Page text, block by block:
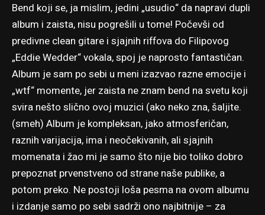
Bend koji se, ja mislim, jedini „usudio“ da napravi dupli
album i zaista, nisu pogrešili u tome! Počevši od
predivne clean gitare i sjajnih riffova do Filipovog
„Eddie Wedder“ vokala, spoj je naprosto fantastičan.
Album je sam po sebi u meni izazvao razne emocije i
„wtf“ momente, jer zaista ne znam bend na svetu koji
svira nešto slično ovoj muzici (ako neko zna, šaljite.
(smeh) Album je kompleksan, jako atmosferičan,
raznih varijacija, ima i neočekivanih, ali sjajnih
momenata i žao mi je samo što nije bio toliko dobro
prepoznat prvenstveno od strane naše publike, a
potom preko. Ne postoji loša pesma na ovom albumu
i izdanje samo po sebi sadrži ono najbitnije – za